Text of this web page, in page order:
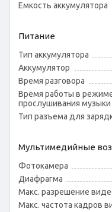
Емкость аккумулятора
Питание
Тип аккумулятора
Аккумулятор
Время разговора
Время работы в
прослушивания музыки
Тип разъема для
Мультимедийные
Фотокамера
Диафрагма
Макс. разрешение
Макс. частота кадров